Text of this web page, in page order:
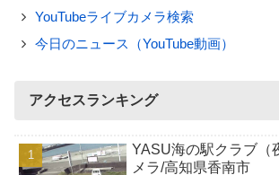
YouTubeライブカメラ検索
今日のニュース（YouTube動画）
アクセスランキング
YASU海の駅クラブ（
メラ/高知県香南市